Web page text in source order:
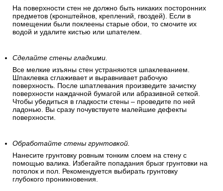
обнаружили в помещении такие признаки – устраните
причины высокой влажности. При необходимости
проведите антигрибковую обработку.
На поверхности стен не должно быть никаких посторонних
предметов (кронштейнов, креплений, гвоздей). Если в
помещении были поклеены старые обои, то смочите их
водой и удалите кистью или шпателем.
Сделайте стены гладкими.
Все мелкие изъяны стен устраняются шпаклеванием.
поверхность. После шпатлевания произведите зачистку
поверхности наждачной бумагой или абразивной сеткой.
Чтобы убедиться в гладкости стены – проведите по ней
ладонью. Вы сразу почувствуете малейшие дефекты
поверхности.